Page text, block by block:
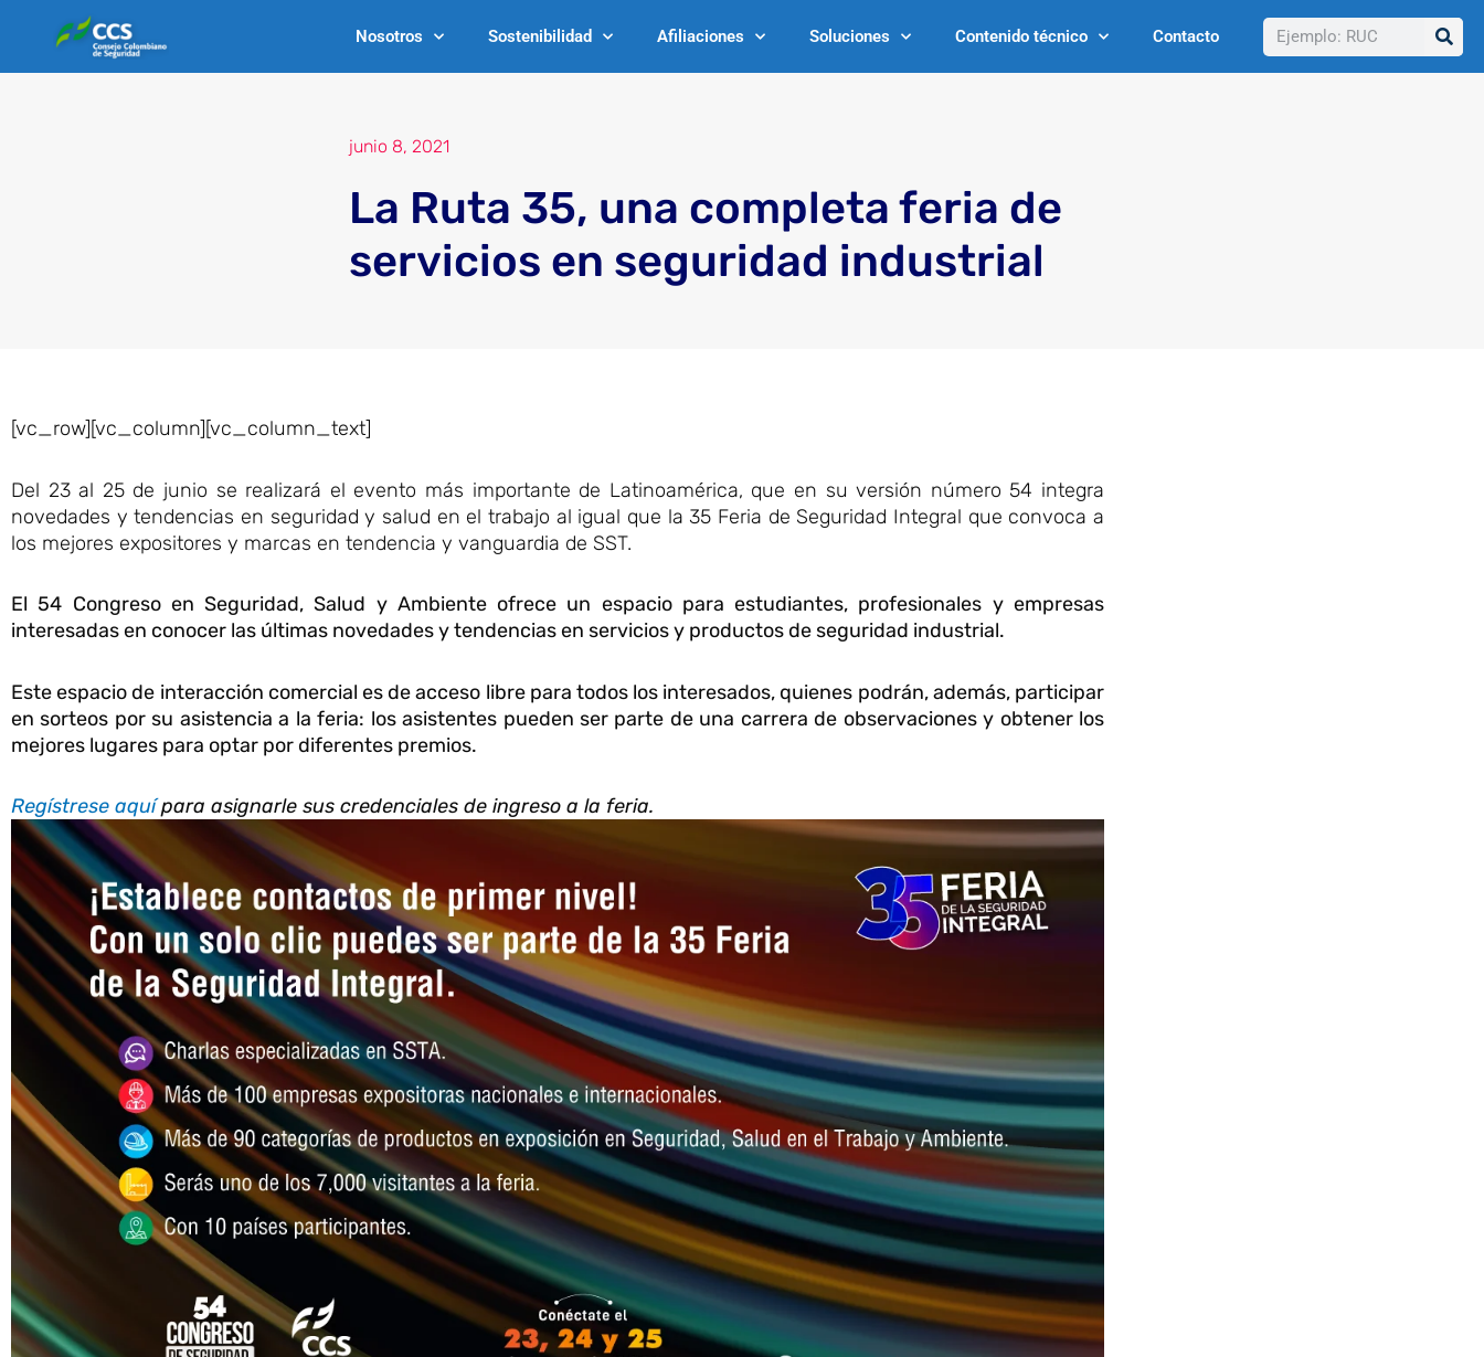
Nosotros Sostenibilidad Afiliaciones Soluciones Contenido técnico Contacto Buscar
junio 8, 2021
La Ruta 35, una completa feria de
servicios en seguridad industrial
[vc_row][vc_column][vc_column_text]
Del 23 al 25 de junio se realizará el evento más importante de Latinoamérica, que en su versión número 54 integra
novedades y tendencias en seguridad y salud en el trabajo al igual que la 35 Feria de Seguridad Integral que convoca a
los mejores expositores y marcas en tendencia y vanguardia de SST.
El 54 Congreso en Seguridad, Salud y Ambiente ofrece un espacio para estudiantes, profesionales y empresas
interesadas en conocer las últimas novedades y tendencias en servicios y productos de seguridad industrial.
Este espacio de interacción comercial es de acceso libre para todos los interesados, quienes podrán, además, participar
en sorteos por su asistencia a la feria: los asistentes pueden ser parte de una carrera de observaciones y obtener los
mejores lugares para optar por diferentes premios.
Regístrese aquípara asignarle sus credenciales de ingreso a la feria.